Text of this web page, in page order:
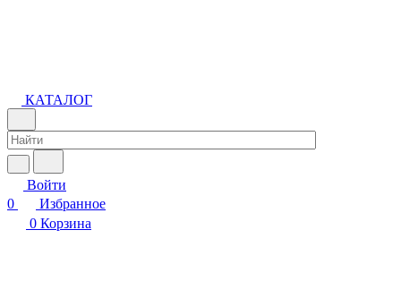
КАТАЛОГ
Войти
0
Избранное
0 Корзина